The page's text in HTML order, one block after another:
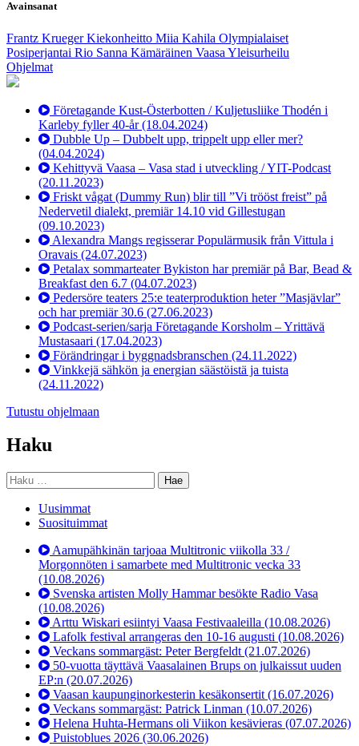
Avainsanat
Frantz KruegerKiekonheitto Miia Kahila Olympialaiset
Posiperjantai Rio Sanna Kämäräinen Vaasa Yleisurheilu
Ohjelmat
Företagande Kust-Österbotten / Kuljetusliike Thodén i
Karleby fyller 40-år(18.04.2024)
Dubble Up – Dubbelt upp, trippelt upp eller mer?
(04.04.2024)
Kehittyvä Vaasa – Vasa stad i utveckling / YIT-Podcast
(20.11.2023)
Friskt vågat (Dummy Run) blir till ”Vi trööst freist” på
Nedervetil dialekt, premiär 14.10 vid Gillestugan
(09.10.2023)
Alexandra Mangs regisserar Populärmusik från Vittula i
Oravais (24.07.2023)
Petalax sommarteater Bykiston har premiär på Bar, Bead &
Breakfast den 6.7 (04.07.2023)
Pedersöre teaters 25:e teaterproduktion heter ”Masjävlar”
och har premiär 30.6 (27.06.2023)
Podcast-serien/sarja Företagande Korsholm – Yrittävä
Mustasaari (17.04.2023)
Förändringar i byggnadsbranschen (24.11.2022)
Vinkkejä sähkön ja energian säästöistä ja tuista
(24.11.2022)
Tutustu ohjelmaan
Haku
Haku:
Uusimmat
Suosituimmat
Aamupähkinän tarjoaa Multitronic viikolla 33 /
Morgonnöten i samarbete med Multitronic vecka 33
(10.08.2026)
Svenska artisten Molly Hammar besökte Radio Vasa
(10.08.2026)
Arttu Wiskari esiintyi Vaasa Festivaaleilla (10.08.2026)
Lafolk festival arrangeras den 10-16 augusti (10.08.2026)
Veckans sommargäst: Peter Bergfeldt (21.07.2026)
50-vuotta täyttävä Vaasalainen Brups on julkaissut uuden
EP:n (20.07.2026)
Vaasan kaupunginorkesterin kesäkonsertit (16.07.2026)
Veckans sommargäst: Patrick Linman (10.07.2026)
Helena Huhta-Hermans oli Viikon kesävieras (07.07.2026)
Puistoblues 2026 (30.06.2026)